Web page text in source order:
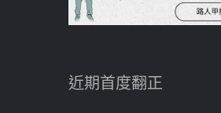
近期首度翻正